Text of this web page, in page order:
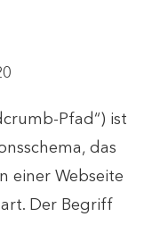
Pfad“) ist
das
einer Webseite
Der Begriff